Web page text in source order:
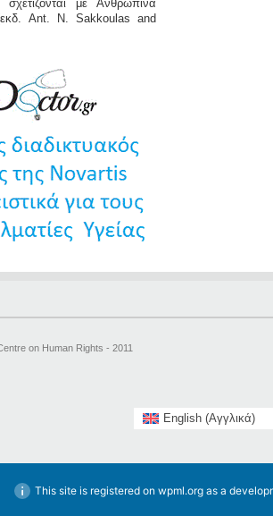
με Ανθρώπινα
Ant. N. Sakkoulas and
on Human Rights - 2011
English(Αγγλικά)
This site is registered on wpml.orgas a